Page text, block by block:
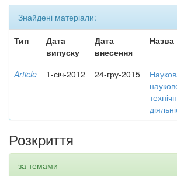
Знайдені матеріали:
Тип
Дата
випуску
Дата
внесення
Назва
Article 1-січ-2012 24-гру-2015
Розкриття
за темами